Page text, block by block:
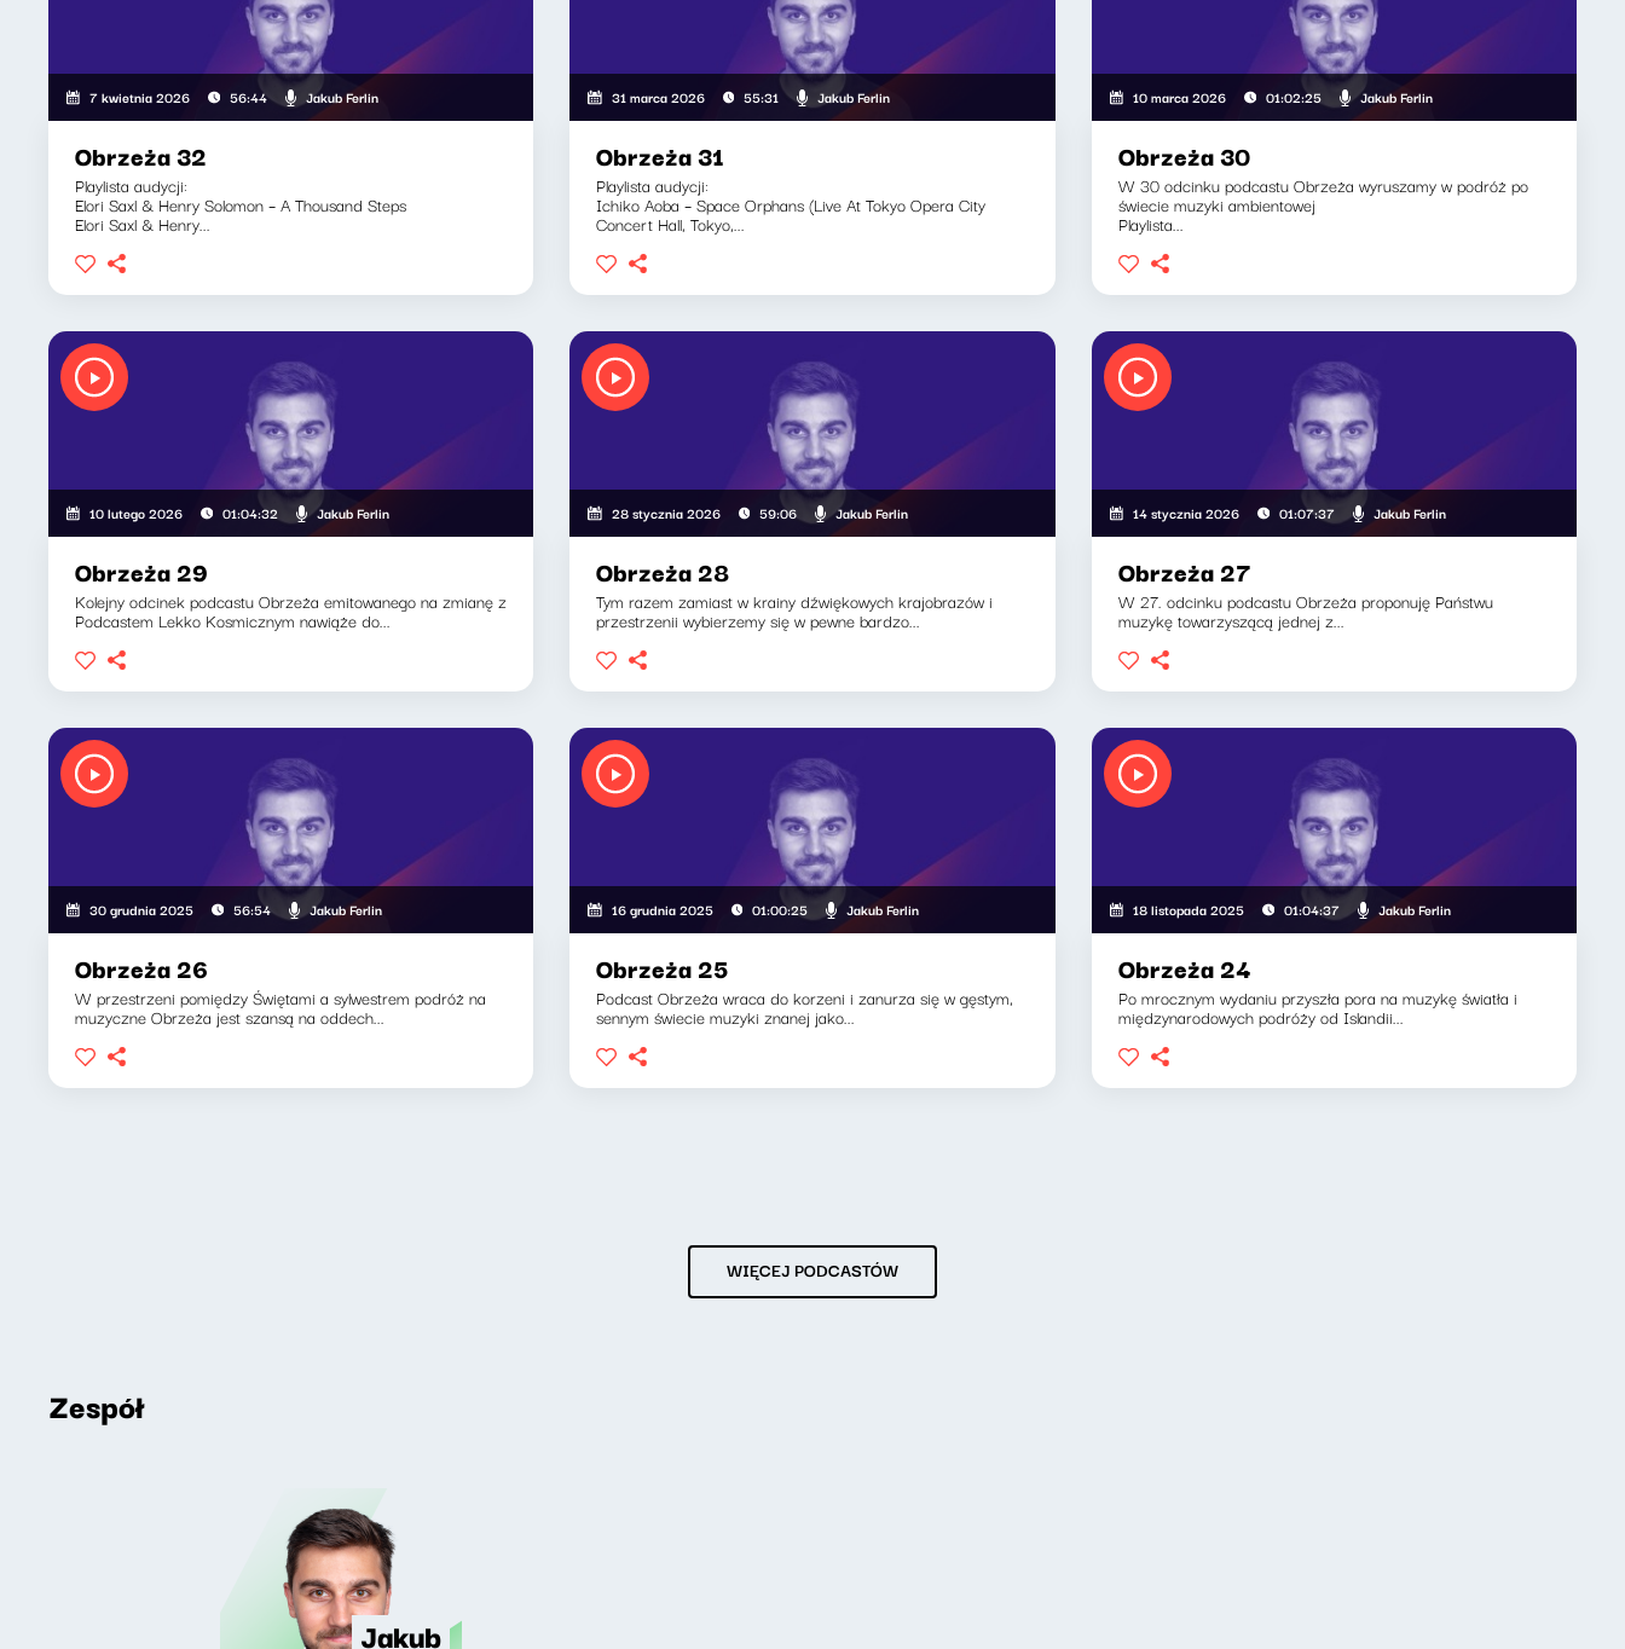
7 kwietnia 2026 56:44 Jakub Ferlin
Obrzeża 32
Playlista audycji:
Elori Saxl & Henry Solomon – A Thousand Steps
Elori Saxl & Henry...
31 marca 2026 55:31 Jakub Ferlin
Obrzeża 31
Playlista audycji:
Ichiko Aoba – Space Orphans (Live At Tokyo Opera City
Concert Hall, Tokyo,...
10 marca 2026 01:02:25 Jakub Ferlin
Obrzeża 30
W 30 odcinku podcastu Obrzeża wyruszamy w podróż po
świecie muzyki ambientowej
Playlista...
10 lutego 2026 01:04:32 Jakub Ferlin
Obrzeża 29
Kolejny odcinek podcastu Obrzeża emitowanego na zmianę z
Podcastem Lekko Kosmicznym nawiąże do...
28 stycznia 2026 59:06 Jakub Ferlin
Obrzeża 28
Tym razem zamiast w krainy dźwiękowych krajobrazów i
przestrzenii wybierzemy się w pewne bardzo...
14 stycznia 2026 01:07:37 Jakub Ferlin
Obrzeża 27
W 27. odcinku podcastu Obrzeża proponuję Państwu
muzykę towarzyszącą jednej z...
30 grudnia 2025 56:54 Jakub Ferlin
Obrzeża 26
W przestrzeni pomiędzy Świętami a sylwestrem podróż na
muzyczne Obrzeża jest szansą na oddech...
16 grudnia 2025 01:00:25 Jakub Ferlin
Obrzeża 25
Podcast Obrzeża wraca do korzeni i zanurza się w gęstym,
sennym świecie muzyki znanej jako...
18 listopada 2025 01:04:37 Jakub Ferlin
Obrzeża 24
Po mrocznym wydaniu przyszła pora na muzykę światła i
międzynarodowych podróży od Islandii...
WIĘCEJ PODCASTÓW
Zespół
Jakub